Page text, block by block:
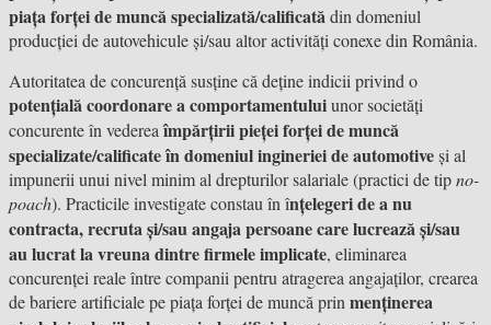
piața forței de muncă specializată/calificatădin domeniul
producției de autovehicule și/sau altor activități conexe din România.
Autoritatea de concurență susține că deține indicii privind o
potențială coordonare a comportamentuluiunor societăți
concurente în vedereaîmpărțirii pieței forței de muncă
specializate/calificate în domeniul ingineriei de automotiveși al
impunerii unui nivel minim al drepturilor salariale (practici de tipno-
poach). Practicile investigate constau în înțelegeri de a nu
contracta, recruta și/sau angaja persoane care lucrează și/sau
au lucrat la vreuna dintre firmele implicate, eliminarea
concurenței reale între companii pentru atragerea angajaților, crearea
de bariere artificiale pe piața forței de muncă prin menținerea